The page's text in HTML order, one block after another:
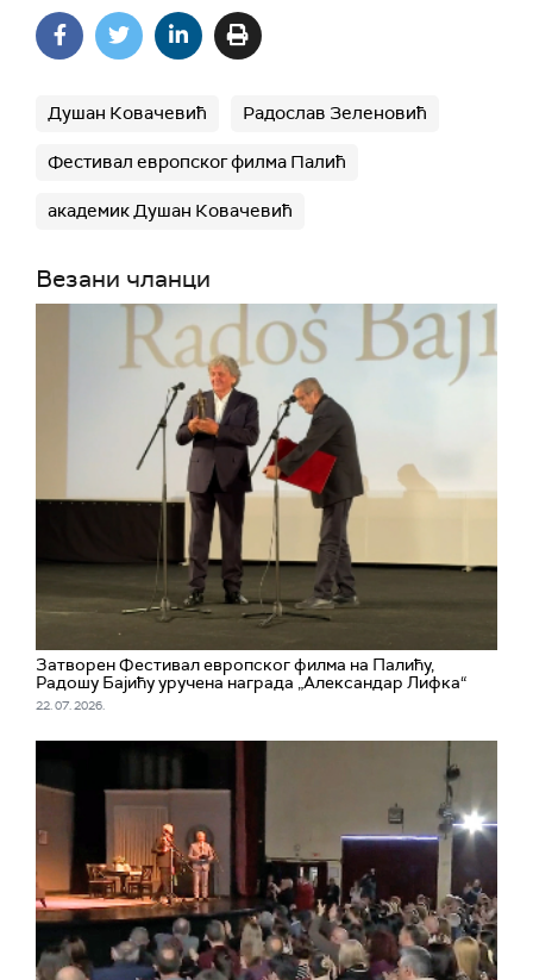
Душан Ковачевић Радослав Зеленовић
Фестивал европског филма Палић
академик Душан Ковачевић
Везани чланци
Затворен Фестивал европског филма на Палићу,
Радошу Бајићу уручена награда „Александар Лифка“
22. 07. 2026.